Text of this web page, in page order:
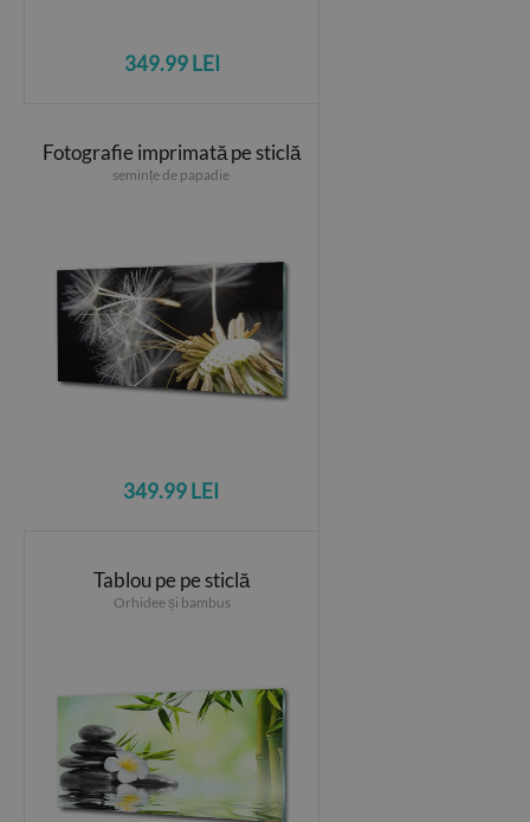
349.99 LEI
Fotografie imprimată pe sticlă
semințe de papadie
349.99 LEI
Tablou pe pe sticlă
Orhidee și bambus